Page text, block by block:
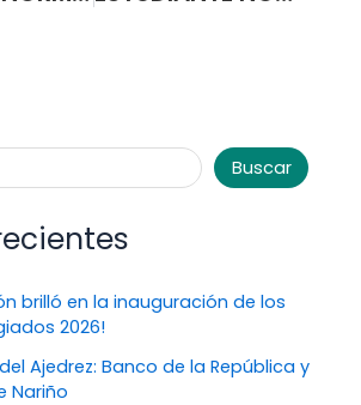
Buscar
brilló en la inauguración de los
2026!
Ajedrez: Banco de la República y
Nariño